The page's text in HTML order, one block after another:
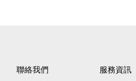
聯絡我們
服務資訊